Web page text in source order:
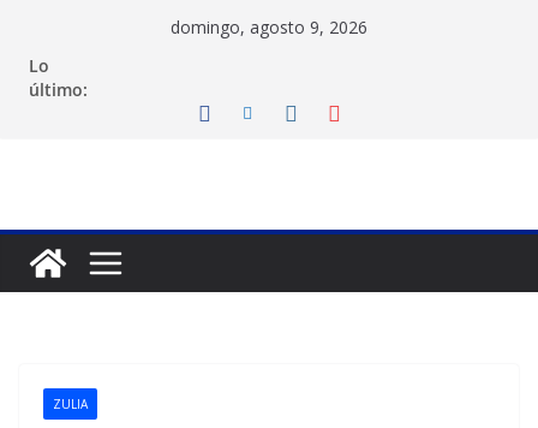
contenido
domingo, agosto 9, 2026
Lo
último:
ZULIA